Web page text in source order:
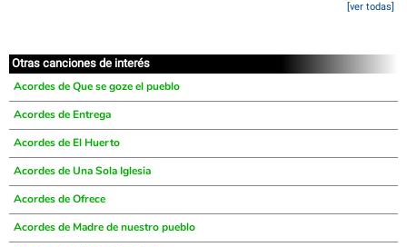
[ver todas]
Otras canciones de interés
Acordes de Que se goze el pueblo
Acordes de Entrega
Acordes de El Huerto
Acordes de Una Sola Iglesia
Acordes de Ofrece
Acordes de Madre de nuestro pueblo